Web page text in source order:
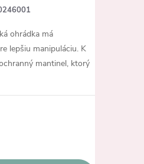
ohrádka má
lepšiu manipuláciu. K
mantinel, ktorý